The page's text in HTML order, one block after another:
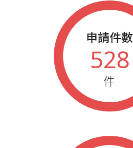
申請件數
528
件